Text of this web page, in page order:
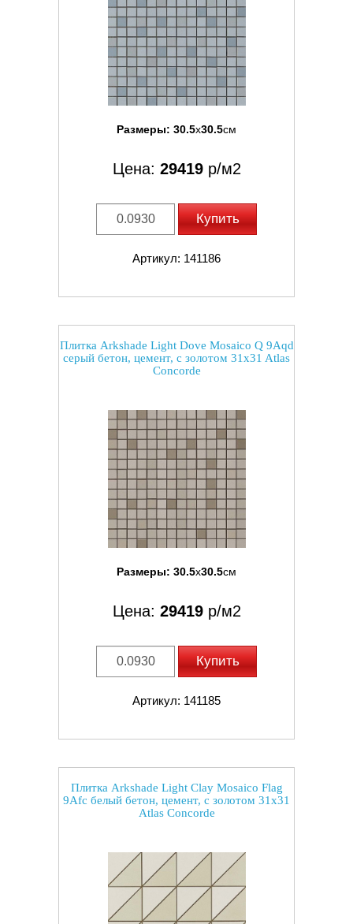
Размеры: 30.5x30.5см
Цена: 29419р/м2
Купить
Артикул: 141186
Плитка Arkshade Light Dove Mosaico Q 9Aqd
серый бетон, цемент, с золотом 31x31 Atlas
Concorde
Размеры: 30.5x30.5см
Цена: 29419р/м2
Купить
Артикул: 141185
Плитка Arkshade Light Clay Mosaico Flag
9Afc белый бетон, цемент, с золотом 31x31
Atlas Concorde